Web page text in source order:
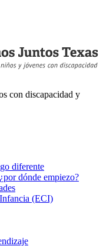
con discapacidad y
diferente
dónde empiezo?
(ECI)